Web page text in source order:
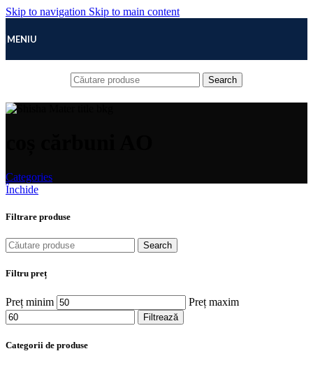
Skip to navigation Skip to main content
MENIU
Search
Categories
Închide
Filtrare produse
Search
Filtru preț
Preț minim Preț maxim
Filtrează
Categorii de produse